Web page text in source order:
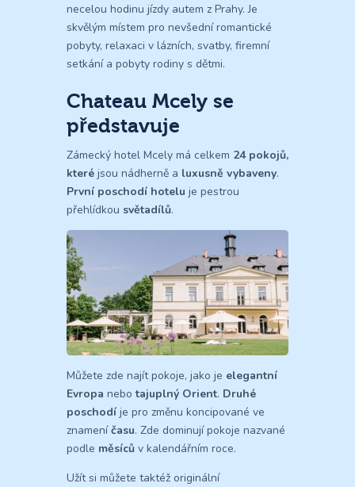
necelou hodinu jízdy autem z Prahy. Je
skvělým místem pro nevšední romantické
pobyty, relaxaci v lázních, svatby, firemní
setkání a pobyty rodiny s dětmi.
Chateau Mcely se
představuje
Zámecký hotel Mcely má celkem 24 pokojů,
které jsou nádherně a luxusně vybaveny.
První poschodí hotelu je pestrou
přehlídkou světadílů.
Můžete zde najít pokoje, jako je elegantní
Evropa nebotajuplný Orient. Druhé
poschodí je pro změnu koncipované ve
znameníčasu. Zde dominují pokoje nazvané
podle měsíců v kalendářním roce.
Užít si můžete taktéž originální